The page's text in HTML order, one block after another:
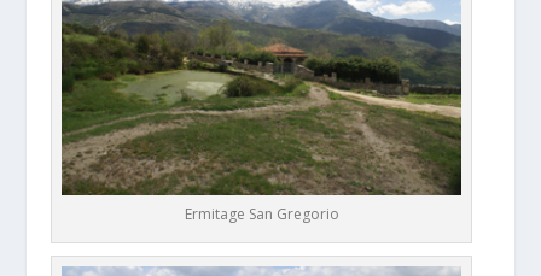
Ermitage San Gregorio